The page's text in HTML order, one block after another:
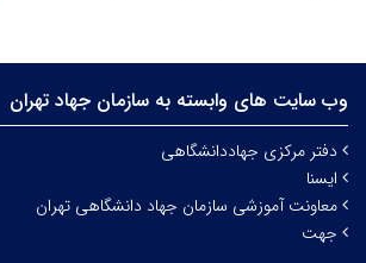
وب سایت های وابسته به سازمان جهاد تهران
دفتر مرکزی جهاددانشگاهی
ایسنا
معاونت آموزشی سازمان جهاد دانشگاهی تهران
جهت